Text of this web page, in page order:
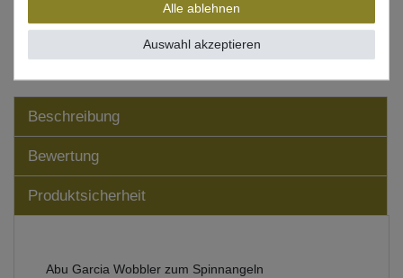
Wunschliste
Beschreibung
Bewertung
Produktsicherheit
Abu Garcia Wobbler zum Spinnangeln
Alle ablehnen
Auswahl akzeptieren